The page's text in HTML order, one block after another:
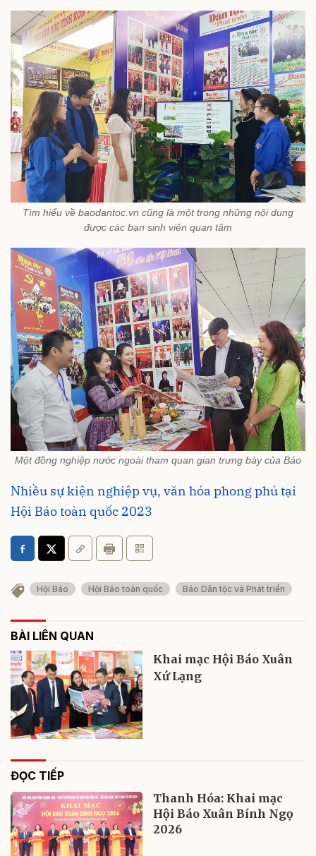
Tìm hiểu về baodantoc.vn cũng là một trong những nội dung
được các bạn sinh viên quan tâm
Một đồng nghiệp nước ngoài tham quan gian trưng bày của Báo
Nhiều sự kiện nghiệp vụ, văn hóa phong phú tại
Hội Báo toàn quốc 2023
Hội Báo Hội Báo toàn quốc Báo Dân tộc và Phát triển
BÀI LIÊN QUAN
Khai mạc Hội Báo Xuân
Xứ Lạng
ĐỌC TIẾP
Thanh Hóa: Khai mạc
Hội Báo Xuân Bính Ngọ
2026